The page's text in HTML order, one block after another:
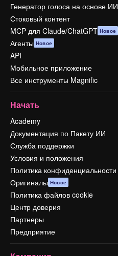
Генератор голоса на основе ИИ
Стоковый контент
MCP для Claude/ChatGPT Новое
Агенты Новое
API
Мобильное приложение
Все инструменты Magnific
Начать
Academy
Документация по Пакету ИИ
Служба поддержки
Условия и положения
Политика конфиденциальности
Оригиналы Новое
Политика файлов cookie
Центр доверия
Партнеры
Предприятие